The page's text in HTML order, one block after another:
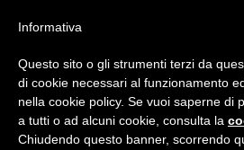
Informativa
Questo sito o gli strumenti terzi da
di cookie necessari al funzionamento
nella cookie policy. Se vuoi saperne di
a tutti o ad alcuni cookie, consulta la
Chiudendo questo banner, scorrendo